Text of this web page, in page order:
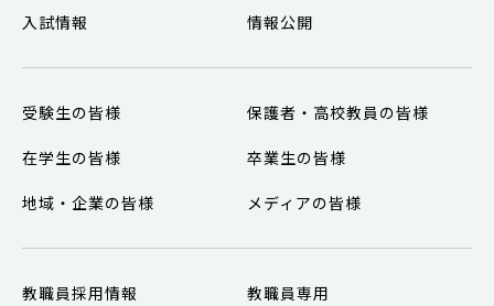
入試情報 情報公開
受験生の皆様 保護者・高校教員の皆様
在学生の皆様 卒業生の皆様
地域・企業の皆様 メディアの皆様
教職員採用情報 教職員専用